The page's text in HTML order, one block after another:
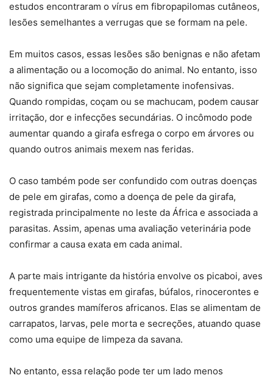
estudos encontraram o vírus em fibropapilomas cutâneos,
lesões semelhantes a verrugas que se formam na pele.
Em muitos casos, essas lesões são benignas e não afetam
a alimentação ou a locomoção do animal. No entanto, isso
não significa que sejam completamente inofensivas.
Quando rompidas, coçam ou se machucam, podem causar
irritação, dor e infecções secundárias. O incômodo pode
aumentar quando a girafa esfrega o corpo em árvores ou
quando outros animais mexem nas feridas.
O caso também pode ser confundido com outras doenças
de pele em girafas, como a doença de pele da girafa,
registrada principalmente no leste da África e associada a
parasitas. Assim, apenas uma avaliação veterinária pode
confirmar a causa exata em cada animal.
A parte mais intrigante da história envolve os picaboi, aves
frequentemente vistas em girafas, búfalos, rinocerontes e
outros grandes mamíferos africanos. Elas se alimentam de
carrapatos, larvas, pele morta e secreções, atuando quase
como uma equipe de limpeza da savana.
No entanto, essa relação pode ter um lado menos